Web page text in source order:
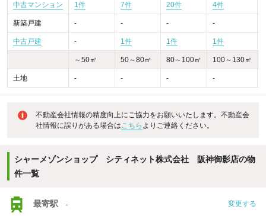
中古マンション 1件 7件 20件 4件
新築戸建 - - - -
中古戸建 - 1件 1件 1件
～50㎡ 50～80㎡ 80～100㎡ 100～130㎡
土地 - - - -
不動産会社情報の精度向上にご協力をお願いいたします。不動産会
社情報に誤りがある場合はこちら よりご連絡ください。
シャーメゾンショップ シティネット株式会社 阪神御影店の物
件一覧
最寄駅 - 変更する